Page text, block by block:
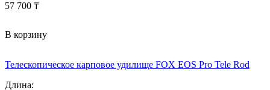
57 700 ₸
В корзину
Телескопическое карповое удилище FOX EOS Pro Tele Rod
Длина: